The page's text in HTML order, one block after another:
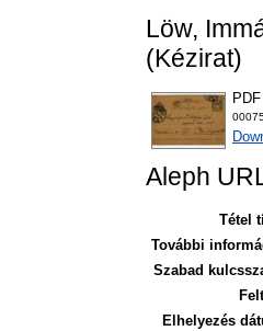
Löw,
(Kézirat)
PDF
Aleph
Tétel
További
Szabad
Elhelyezés